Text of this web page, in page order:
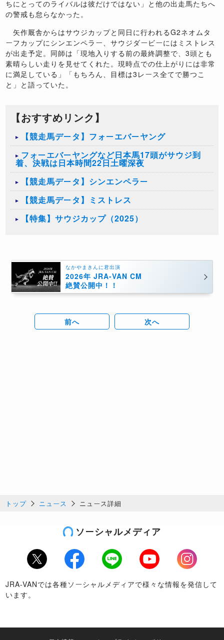
ちにとってのライバルは彼だけではない」と他の出走馬たちへ
の警戒も怠らなかった。
矢作厩舎からはサウジカップと同日に行われるG2ネオムタ
ーフカップにシンエンペラー、サウジダービーにはミストレス
が出走予定。同師は「現地入りする前の最終調整で、3頭とも
素晴らしい走りを見せてくれた。現時点での仕上がりには非常
に満足している」「もちろん、目標は3 レース全てで勝つこ
と」と語っていた。
【おすすめリンク】
【競走馬データ】フォーエバーヤング
フォーエバーヤングなど日本馬17頭がサウジ到
着、決戦は日本時間22日土曜深夜
【競走馬データ】シンエンペラー
【競走馬データ】ミストレス
【特集】サウジカップ（2025）
なかやまきんに君出演
2026年 JRA-VAN CM
絶賛公開中！！
前へ 次へ
トップ ニュース ニュース詳細
ソーシャルメディア
Twitter Facebook LINE Youtube
Instagram
JRA-VANでは各種ソーシャルメディアで様々な情報を発信して
います。